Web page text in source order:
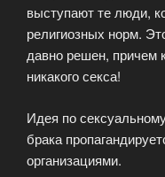
выступают те люди,
религиозных норм.
давно решен, причем
никакого секса!
Идея по
брака
организациями.